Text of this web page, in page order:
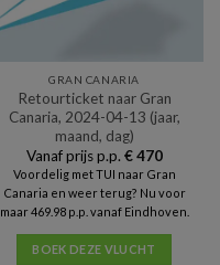
GRAN CANARIA
Retourticket naar Gran
Canaria, 2024-04-13 (jaar,
maand, dag)
Vanaf prijs p.p. €470
Voordelig met TUI naar Gran
Canaria en weer terug? Nu voor
maar 469.98 p.p. vanaf Eindhoven.
BOEK DEZE VLUCHT